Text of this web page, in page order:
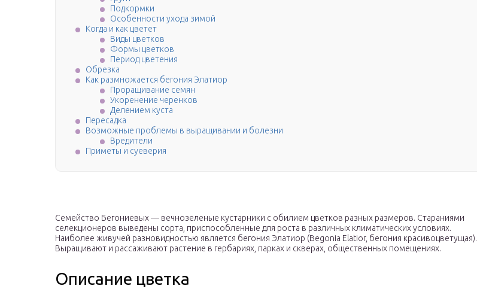
Подкормки
Особенности ухода зимой
Когда и как цветет
Виды цветков
Формы цветков
Период цветения
Обрезка
Как размножается бегония Элатиор
Проращивание семян
Укоренение черенков
Делением куста
Пересадка
Возможные проблемы в выращивании и болезни
Вредители
Приметы и суеверия
Семейство Бегониевых — вечнозеленые кустарники с обилием цветков разных размеров. Стараниями
селекционеров выведены сорта, приспособленные для роста в различных климатических условиях.
Наиболее живучей разновидностью является бегония Элатиор (Begonia Elatior, бегония красивоцветущая).
Выращивают и рассаживают растение в гербариях, парках и скверах, общественных помещениях.
Описание цветка